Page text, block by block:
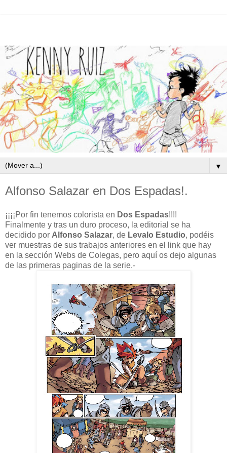
▼
Alfonso Salazar en Dos Espadas!.
¡¡¡¡Por fin tenemos colorista en Dos Espadas!!!!
Finalmente y tras un duro proceso, la editorial se ha
decidido por Alfonso Salazar, de Levalo Estudio, podéis
ver muestras de sus trabajos anteriores en el link que hay
en la sección Webs de Colegas, pero aquí os dejo algunas
de las primeras paginas de la serie.-